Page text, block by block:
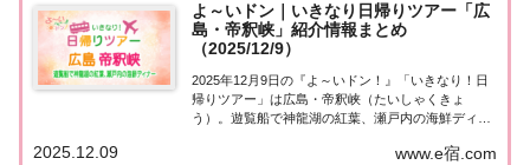
よ～いドン｜いきなり日帰りツアー「広
島・帝釈峡」紹介情報まとめ
（2025/12/9）
2025年12月9日の『よ～いドン！』「いきなり！日
帰りツアー」は広島・帝釈峡（たいしゃくきょ
う）。遊覧船で神龍湖の紅葉、瀬戸内の海鮮ディナ
された情報をまとめました！「広島・帝釈峡」日帰
www.e宿.com
2025.12.09